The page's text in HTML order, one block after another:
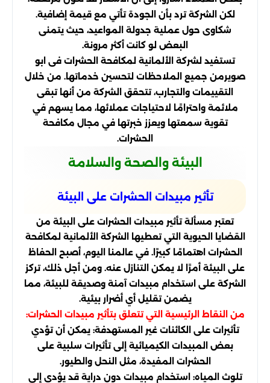
لكن الشركة ترد بأن الجودة تأتي مع قيمة إضافية.
شكاوى حول عملية جدولة المواعيد، حيث يتمنى
البعض لو كانت أكثر مرونة.
تستفيد لشركة الألمانية لمكافحة الحشرات فى ابو
صويرمن جميع الملاحظات لتحسين خدماتها. من خلال
التقييمات والتجارب، تتحقق الشركة من أنها تبقى
ملائمة واحترامًا لاحتياجات عملائها، مما يسهم في
تقوية سمعتها ويعزز خبرتها في مجال مكافحة
الحشرات.
البيئة والصحة والسلامة
تأثير مبيدات الحشرات على البيئة
تعتبر مسألة تأثير مبيدات الحشرات على البيئة من
القضايا الحيوية التي تعطيها الشركة الألمانية لمكافحة
الحشرات اهتمامًا كبيرًا. في عالمنا اليوم، أصبح الحفاظ
على البيئة أمرًا لا يمكن التنازل عنه. ومن أجل ذلك، تركز
الشركة على استخدام مبيدات آمنة وصديقة للبيئة، مما
يضمن تقليل أي أضرار بيئية.
من النقاط الرئيسية التي تتعلق بتأثير مبيدات الحشرات:
تأثيرات على الكائنات غير المستهدفة: يمكن أن تؤدي
بعض المبيدات الكيميائية إلى تأثيرات سلبية على
الحشرات المفيدة، مثل النحل والطيور.
تلوث المياه: استخدام مبيدات دون دراية قد يؤدي إلى